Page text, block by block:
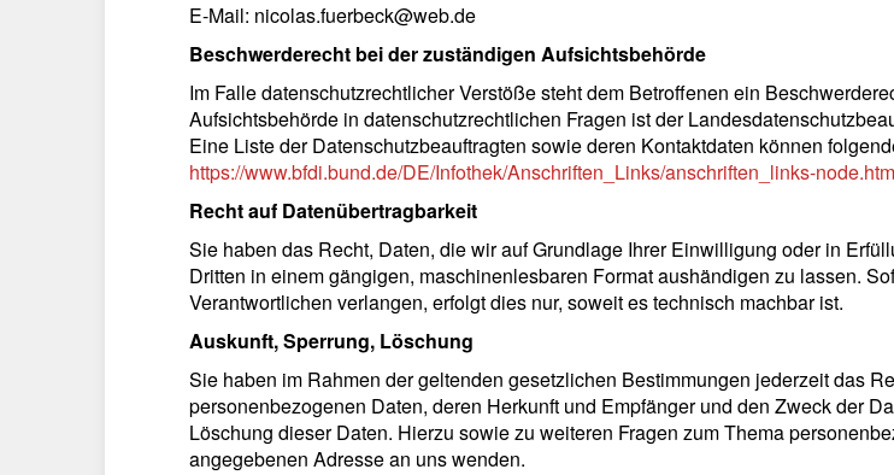
E-Mail: nicolas.fuerbeck@web.de
Beschwerderecht bei der zuständigen Aufsichtsbehörde
Im Falle datenschutzrechtlicher Verstöße steht dem Betroffenen ein
Aufsichtsbehörde in datenschutzrechtlichen Fragen ist der
Eine Liste der Datenschutzbeauftragten sowie deren Kontaktdaten können
https://www.bfdi.bund.de/DE/Infothek/Anschriften_Links/anschriften_links-
Recht auf Datenübertragbarkeit
Sie haben das Recht, Daten, die wir auf Grundlage Ihrer Einwilligung oder in
Dritten in einem gängigen, maschinenlesbaren Format aushändigen zu lassen.
Verantwortlichen verlangen, erfolgt dies nur, soweit es technisch machbar ist.
Auskunft, Sperrung, Löschung
Sie haben im Rahmen der geltenden gesetzlichen Bestimmungen jederzeit das
personenbezogenen Daten, deren Herkunft und Empfänger und den Zweck der
Löschung dieser Daten. Hierzu sowie zu weiteren Fragen zum Thema
angegebenen Adresse an uns wenden.